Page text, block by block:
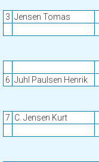
3 Jensen Tomas
6 Juhl Paulsen Henrik
7 C. Jensen Kurt